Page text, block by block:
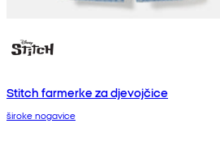
Stitch farmerke za djevojčice
široke nogavice